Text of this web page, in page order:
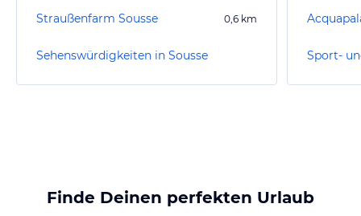
Straußenfarm Sousse 0,6 km
Sehenswürdigkeiten in Sousse Sport-
Finde Deinen perfekten Urlaub